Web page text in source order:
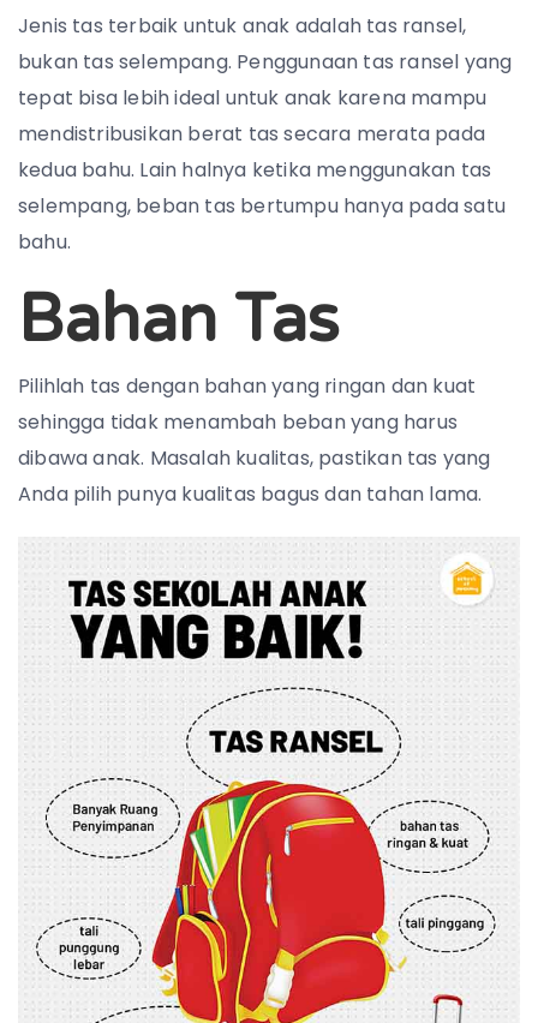
Jenis tas terbaik untuk anak adalah tas ransel,
bukan tas selempang. Penggunaan tas ransel yang
tepat bisa lebih ideal untuk anak karena mampu
mendistribusikan berat tas secara merata pada
kedua bahu. Lain halnya ketika menggunakan tas
selempang, beban tas bertumpu hanya pada satu
bahu.
Bahan Tas
Pilihlah tas dengan bahan yang ringan dan kuat
sehingga tidak menambah beban yang harus
dibawa anak. Masalah kualitas, pastikan tas yang
Anda pilih punya kualitas bagus dan tahan lama.